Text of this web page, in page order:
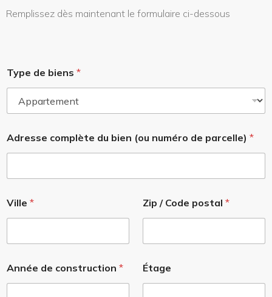
Remplissez dès maintenant le formulaire ci-dessous
Type de biens *
Adresse complète du bien (ou numéro de parcelle) *
Ville * Zip / Code postal *
Année de construction * Étage